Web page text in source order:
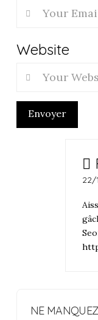
Website
Envoyer
22/
NE